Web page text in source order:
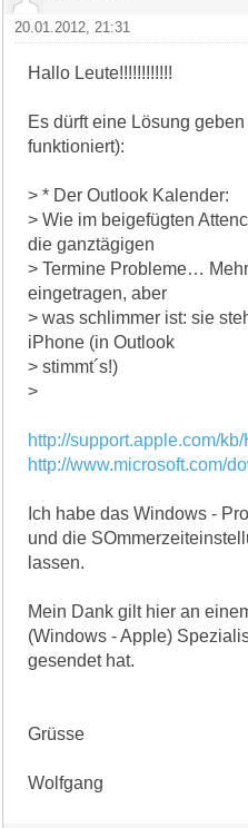
20.01.2012, 21:31
Hallo Leute!!!!!!!!!!!!
Es dürft eine Lösung
funktioniert):
> * Der Outlook Kalender:
> Wie im beigefügten
die ganztägigen
> Termine Probleme…
eingetragen, aber
> was schlimmer ist: sie
iPhone (in Outlook
> stimmt´s!)
>
http://support.apple.com/
http://www.microsoft.com/
Ich habe das Windows -
und die
lassen.
Mein Dank gilt hier an
(Windows - Apple)
gesendet hat.
Grüsse
Wolfgang